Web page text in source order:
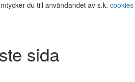
du till användandet av s.k. cookies
sida